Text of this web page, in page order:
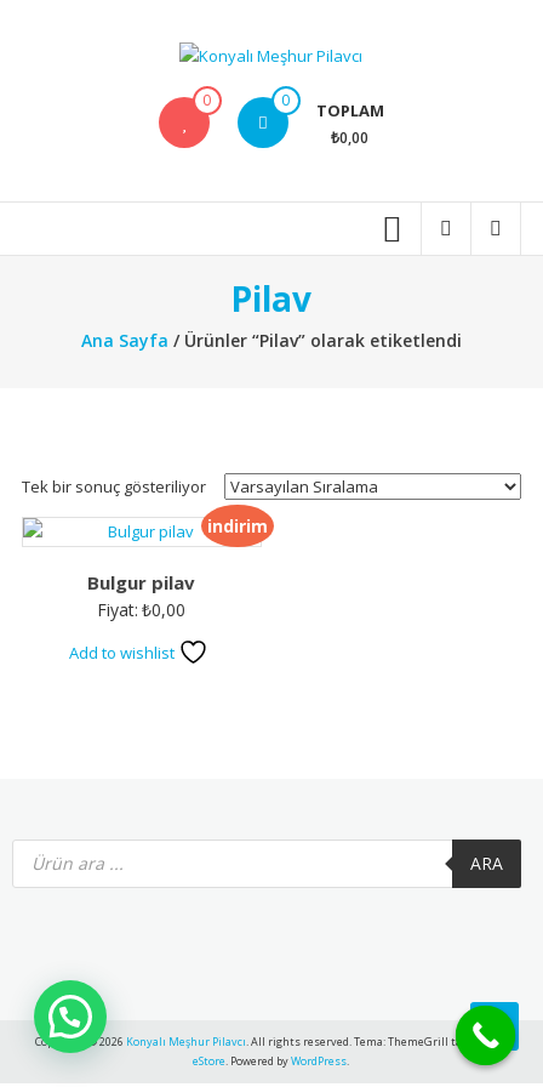
0 0 TOPLAM
₺0,00
Pilav
Ana Sayfa / Ürünler “Pilav” olarak etiketlendi
Tek bir sonuç gösteriliyor
indirim
Bulgur pilav
Fiyat: ₺0,00
Add to wishlist
Products
search ARA
Copyright © 2026 Konyalı Meşhur Pilavcı. All rights reserved. Tema: ThemeGrill tarafından
eStore. Powered byWordPress.